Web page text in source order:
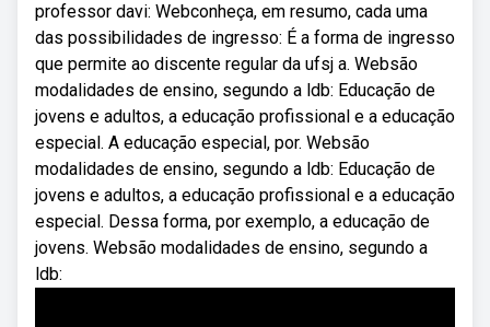
professor davi: Webconheça, em resumo, cada uma
das possibilidades de ingresso: É a forma de ingresso
que permite ao discente regular da ufsj a. Websão
modalidades de ensino, segundo a ldb: Educação de
jovens e adultos, a educação profissional e a educação
especial. A educação especial, por. Websão
modalidades de ensino, segundo a ldb: Educação de
jovens e adultos, a educação profissional e a educação
especial. Dessa forma, por exemplo, a educação de
jovens. Websão modalidades de ensino, segundo a
ldb: